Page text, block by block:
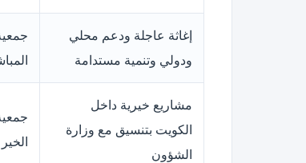
إغاثة عاجلة ودعم محلي
ودولي وتنمية مستدامة
مشاريع خيرية داخل
الكويت بتنسيق مع وزارة
الشؤون
الخير